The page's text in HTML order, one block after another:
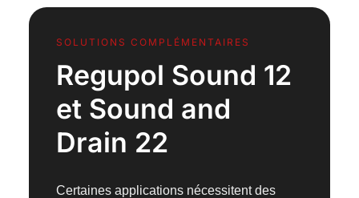
SOLUTIONS COMPLÉMENTAIRES
Regupol Sound 12
et Sound and
Drain 22
Certaines applications nécessitent des